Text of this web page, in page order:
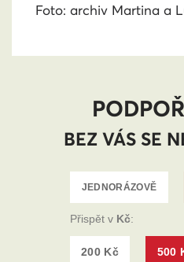
Foto: archiv Martina a
BEZ VÁS SE